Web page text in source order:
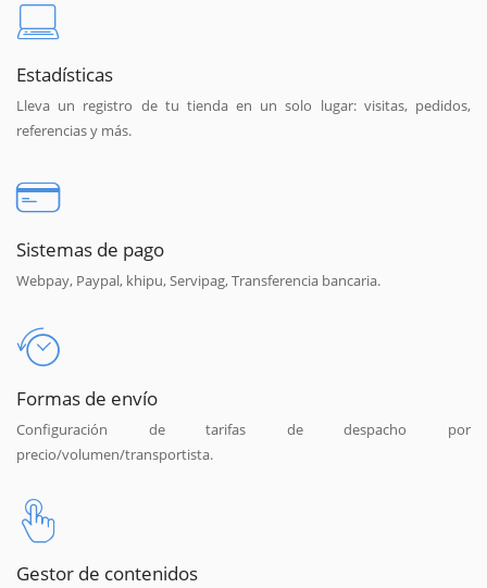
Estadísticas
Lleva un registro de tu tienda en un solo lugar: visitas, pedidos,
referencias y más.
Sistemas de pago
Webpay, Paypal, khipu, Servipag, Transferencia bancaria.
Formas de envío
Configuración de tarifas de despacho por
precio/volumen/transportista.
Gestor de contenidos